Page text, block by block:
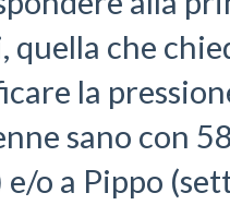
quella che
la
sano con
o a Pippo